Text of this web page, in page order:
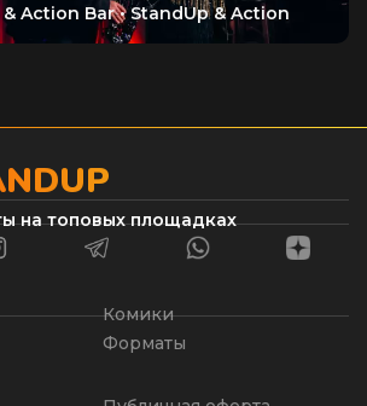
на топовых площадках
Комики
Форматы